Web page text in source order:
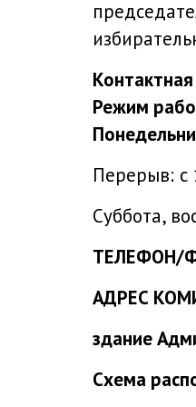
Режим
Перерыв: с
Суббота,
ТЕЛЕФОН/
АДРЕС
здание
Схема